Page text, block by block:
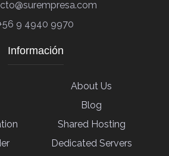
9 4940 9970
Información
About Us
Blog
Shared Hosting
Dedicated Servers